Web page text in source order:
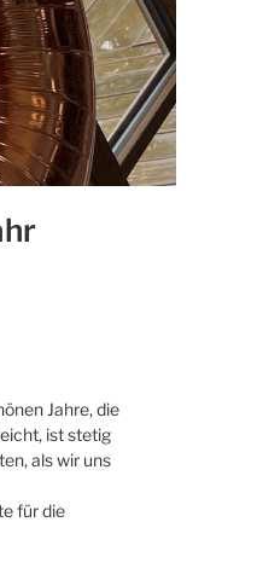
Jahre, die
ist stetig
als wir uns
für die